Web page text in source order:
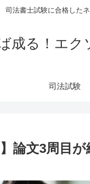
司法書士試験に合格した
成る！エク
司法試験
論文3周目